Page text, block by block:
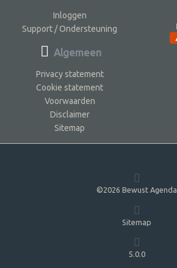
Inloggen
Support / Ondersteuning
Algemeen
Privacy statement
Cookie statement
Voorwaarden
Disclaimer
Sitemap
©2026 Bewust Agenda
Sitemap
5.0.0